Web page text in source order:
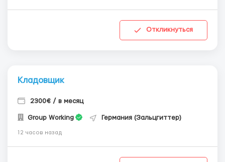
Откликнуться
Кладовщик
2300€ / в месяц
Group Working Германия (Зальцгиттер)
12 часов назад